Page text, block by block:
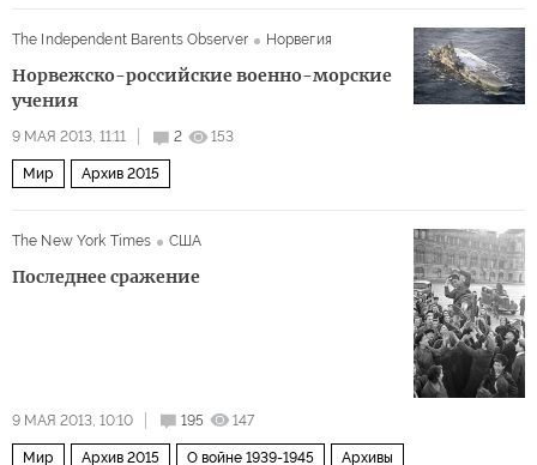
The Independent Barents Observer
Норвегия
Норвежско-российские военно-морские
учения
9 МАЯ 2013, 11:11 2 153
Мир Архив 2015
The New York Times США
Последнее сражение
9 МАЯ 2013, 10:10 195 147
Мир Архив 2015 О войне 1939-1945 Архивы